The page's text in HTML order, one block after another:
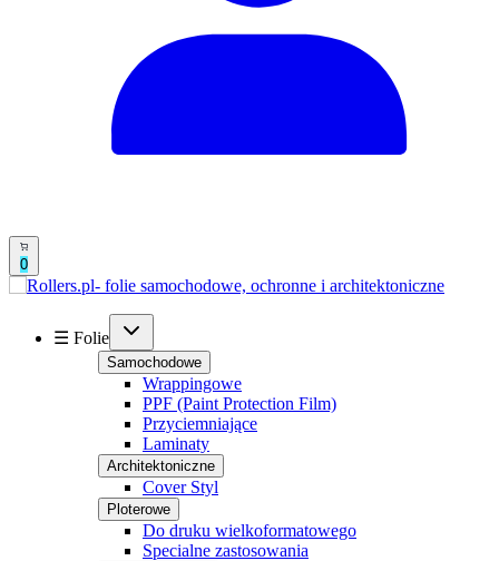
0
☰ Folie
Samochodowe
Wrappingowe
PPF (Paint Protection Film)
Przyciemniające
Laminaty
Architektoniczne
Cover Styl
Ploterowe
Do druku wielkoformatowego
Specialne zastosowania